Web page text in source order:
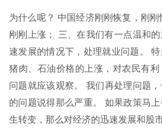
为什么呢？ 中国经济刚刚恢复，刚
刚刚上涨； 三、在我们有一点温和
速发展的情况下，处理就业问题。 特
猪肉、石油价格的上涨，对农民有
问题就应该观察。 我们再处理问题
的问题说得那么严重。 如果政策马
生转变，那么对经济的迅速发展和股